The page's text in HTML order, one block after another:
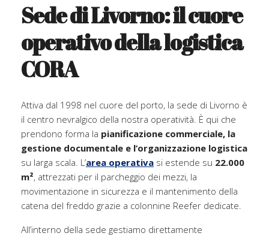
Sede di Livorno: il cuore
operativo della logistica
CORA
Attiva dal 1998 nel cuore del porto, la sede di Livorno è
il centro nevralgico della nostra operatività. È qui che
prendono forma la pianificazione commerciale, la
gestione documentale e l’organizzazione logistica
su larga scala. L’area operativa si estende su 22.000
m², attrezzati per il parcheggio dei mezzi, la
movimentazione in sicurezza e il mantenimento della
catena del freddo grazie a colonnine Reefer dedicate.
All’interno della sede gestiamo direttamente